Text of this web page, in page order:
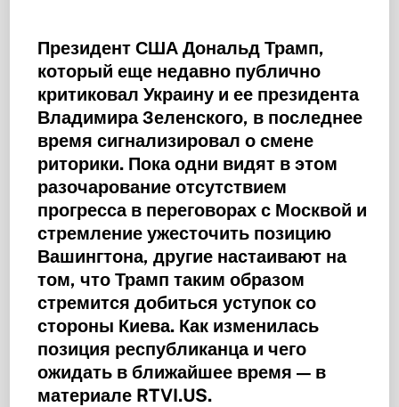
Президент США Дональд Трамп,
который еще недавно публично
критиковал Украину и ее президента
Владимира Зеленского, в последнее
время сигнализировал о смене
риторики. Пока одни видят в этом
разочарование отсутствием
прогресса в переговорах с Москвой и
стремление ужесточить позицию
Вашингтона, другие настаивают на
том, что Трамп таким образом
стремится добиться уступок со
стороны Киева. Как изменилась
позиция республиканца и чего
ожидать в ближайшее время — в
материале RTVI.US.